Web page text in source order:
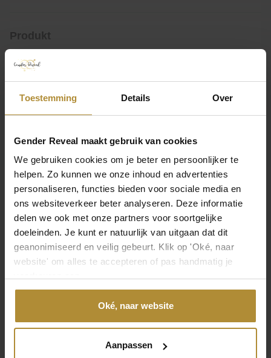
Toestemming Details Over
Gender Reveal maakt gebruik van cookies
We gebruiken cookies om je beter en persoonlijker te
helpen. Zo kunnen we onze inhoud en advertenties
personaliseren, functies bieden voor sociale media en
ons websiteverkeer beter analyseren. Deze informatie
delen we ook met onze partners voor soortgelijke
doeleinden. Je kunt er natuurlijk van uitgaan dat dit
geanonimiseerd en veilig gebeurt. Klik op 'Oké, naar
website' om alles te accepteren of pas handmatig je
Oké, naar website
Aanpassen
Produkt
Abmessungen
35 cm ( Durchmesser )
Folie
Marke
Party-Deko
Helium, leer
Ich lasse mich überraschen, Boy, Girl
SKU
Mehr anzeigen
Hinterlassen Sie Ihre Meinung
Kontaktieren Sie uns direkt
Seite des Kundendienstes
oder
erreichen Sie uns über die folgenden
Wir helfen Ihnen gerne